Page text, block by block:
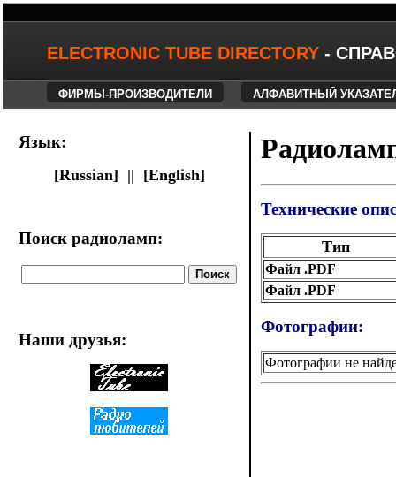
ELECTRONIC TUBE DIRECTORY -
ФИРМЫ-ПРОИЗВОДИТЕЛИ АЛФАВИТНЫЙ
Язык:
[Russian] || [English]
Поиск радиоламп:
Наши друзья:
Технические
Тип
Файл .PDF
Файл .PDF
Фотографии:
Фотографии не